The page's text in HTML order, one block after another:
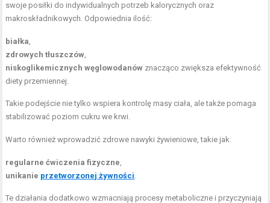
swoje posiłki do indywidualnych potrzeb kalorycznych oraz
makroskładnikowych. Odpowiednia ilość:
białka,
zdrowych tłuszczów,
niskoglikemicznych węglowodanów znacząco zwiększa efektywność
diety przemiennej.
Takie podejście nie tylko wspiera kontrolę masy ciała, ale także pomaga
stabilizować poziom cukru we krwi.
Warto również wprowadzić zdrowe nawyki żywieniowe, takie jak:
regularne ćwiczenia fizyczne,
unikanie przetworzonej żywności.
Te działania dodatkowo wzmacniają procesy metaboliczne i przyczyniają